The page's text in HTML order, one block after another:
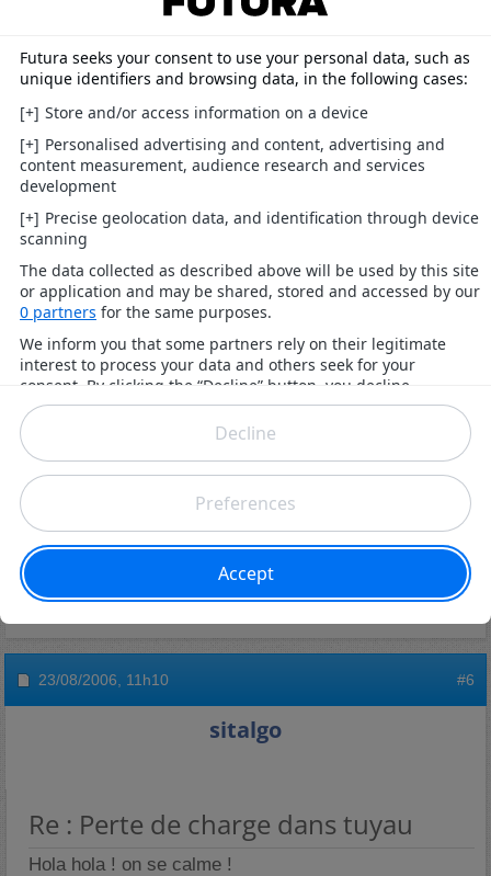
23/08/2006, 09h16
invite34c89d2e
Re : Perte de charge dans tuyau
oui c´est ca.
23/08/2006, 11h10 #6
sitalgo
Re : Perte de charge dans tuyau
Hola hola ! on se calme !